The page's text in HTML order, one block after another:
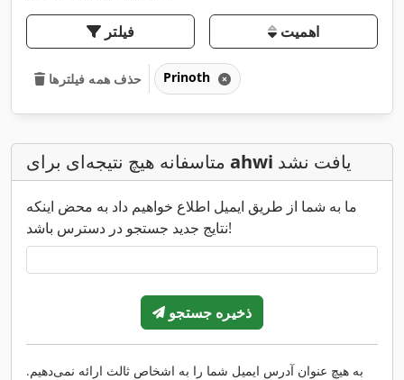
فیلتر اهمیت
حذف همه فیلترها Prinoth
ahwi یافت نشد
ما به شما از طریق ایمیل اطلاع خواهیم داد به محض اینکه
نتایج جدید جستجو در دسترس باشد!
ذخیره جستجو
به هیچ عنوان آدرس ایمیل شما را به اشخاص ثالث ارائه نمی‌دهیم.